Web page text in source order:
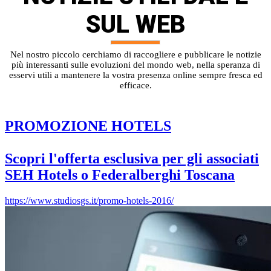
SUL WEB
Nel nostro piccolo cerchiamo di raccogliere e pubblicare le notizie
più interessanti sulle evoluzioni del mondo web, nella speranza di
esservi utili a mantenere la vostra presenza online sempre fresca ed
efficace.
PROMOZIONE HOTELS
Scopri l'offerta esclusiva per gli associati
SEH Hotels o Federalberghi Toscana
https://www.studiosgs.it/promo-hotels-2016/